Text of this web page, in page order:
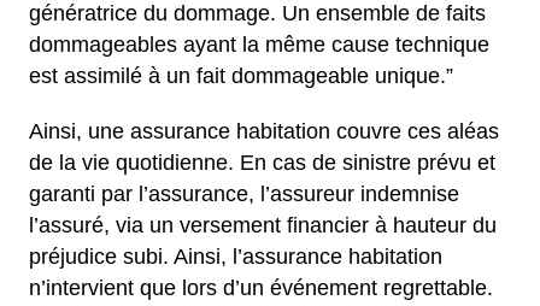
génératrice du dommage. Un ensemble de faits
dommageables ayant la même cause technique
est assimilé à un fait dommageable unique.”
Ainsi, une assurance habitation couvre ces aléas
de la vie quotidienne. En cas de sinistre prévu et
garanti par l’assurance, l’assureur indemnise
l’assuré, via un versement financier à hauteur du
préjudice subi. Ainsi, l’assurance habitation
n’intervient que lors d’un événement regrettable.